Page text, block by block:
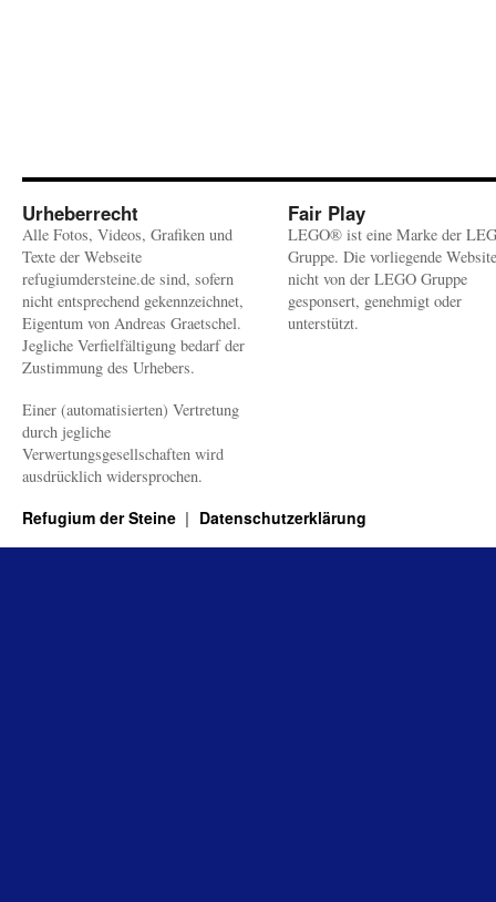
Urheberrecht
Alle Fotos, Videos, Grafiken und
Texte der Webseite
refugiumdersteine.de sind, sofern
nicht entsprechend gekennzeichnet,
Eigentum von Andreas Graetschel.
Jegliche Verfielfältigung bedarf der
Zustimmung des Urhebers.
Einer (automatisierten) Vertretung
durch jegliche
Verwertungsgesellschaften wird
ausdrücklich widersprochen.
Fair Play
LEGO® ist eine Marke der
Gruppe. Die vorliegende
nicht von der LEGO Gruppe
gesponsert, genehmigt oder
unterstützt.
Refugium der Steine Datenschutzerklärung